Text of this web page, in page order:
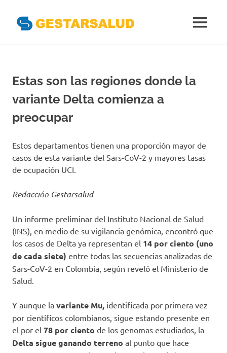
del
Aseguramiento
de
la
Salud
MENÚ
Estas son las regiones donde la
variante Delta comienza a
preocupar
Estos departamentos tienen una proporción mayor de
casos de esta variante del Sars-CoV-2 y mayores tasas
de ocupación UCI.
Redacción Gestarsalud
Un informe preliminar del Instituto Nacional de Salud
(INS), en medio de su vigilancia genómica, encontró que
los casos de Delta ya representan el 14 por ciento (uno
de cada siete) entre todas las secuencias analizadas de
Sars-CoV-2 en Colombia, según reveló el Ministerio de
Salud.
Y aunque la variante Mu, identificada por primera vez
por científicos colombianos, sigue estando presente en
el por el 78 por ciento de los genomas estudiados, la
Delta sigue ganando terreno al punto que hace